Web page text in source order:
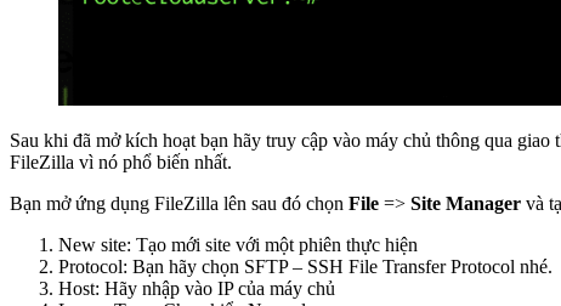
Sau khi đã mở kích hoạt bạn hãy truy cập vào máy chủ thông qua giao
FileZilla vì nó phổ biến nhất.
Bạn mở ứng dụng FileZilla lên sau đó chọn File => Site Manager và
New site: Tạo mới site với một phiên thực hiện
Protocol: Bạn hãy chọn SFTP – SSH File Transfer Protocol nhé.
Host: Hãy nhập vào IP của máy chủ